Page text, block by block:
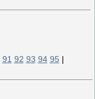
91 92 93 94 95 |